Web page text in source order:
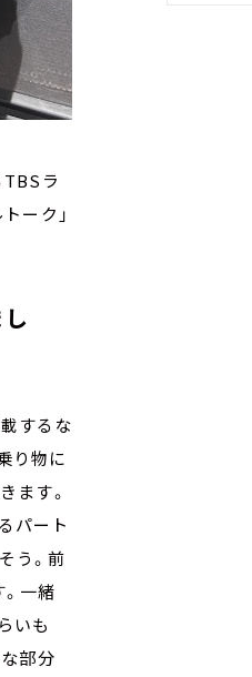
TBSラ
ーク」
するな
り物に
ます。
パート
う。前
一緒
いも
部分